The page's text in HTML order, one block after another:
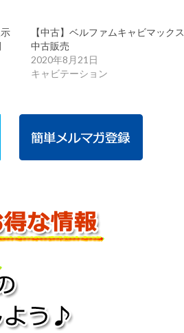
【中古】ベルファムキャビマックス
中古販売
2020年8月21日
キャビテーション